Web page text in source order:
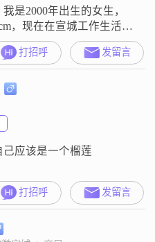
我对待感
是2000年出生的女生，
，现在在宣城工作生活
我的学历是中专，目前的
3001到5000元这个范围
关于我的性格，平时大家
温柔体贴的人，我也确
自信，随和易相处，待
##3002##在生活中，我
康管理，也会努力去平
生活
打招呼 发留言
己应该是一个榴莲
打招呼 发留言